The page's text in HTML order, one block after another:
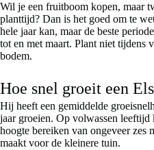
Wil je een fruitboom kopen, maar
planttijd? Dan is het goed om te
hele jaar kan, maar de beste
tot en met maart. Plant niet tijdens
bodem.
Hoe snel groeit een
Hij heeft een gemiddelde
jaar groeien. Op volwassen
hoogte bereiken van ongeveer zes
maakt voor de kleinere tuin.